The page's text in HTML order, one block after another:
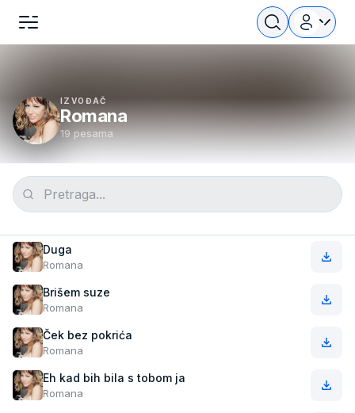
IZVOĐAČ
Romana
19 pesama
Duga
Romana
Brišem suze
Romana
Ček bez pokrića
Romana
Eh kad bih bila s tobom ja
Romana